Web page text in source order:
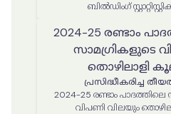
2024-25 രണ്ടാം
സാമഗ്രികളുടെ
തൊഴിലാളി
പ്രസിദ്ധീകരിച്ച
2024-25 രണ്ടാം പാദത്തിലെ
വിപണി വിലയും